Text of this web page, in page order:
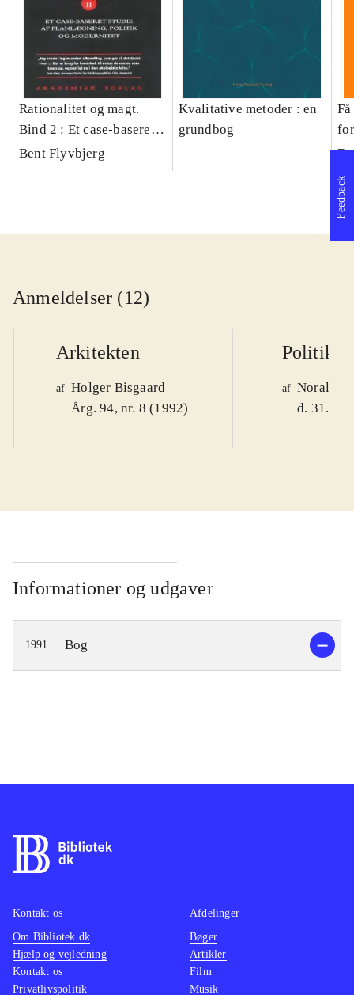
Rationalitet og magt.
Bind 2 : Et case-baseret
studie af planlægning,
Bent Flyvbjerg
Kvalitative metoder : en
grundbog
Anmeldelser (12)
Arkitekten
af Holger Bisgaard
Årg. 94, nr. 8 (1992)
Politiken
af Noralv
d. 31.
Informationer og udgaver
1991 Bog
Feedback
Kontakt os
Om Bibliotek.dk
Hjælp og vejledning
Kontakt os
Privatlivspolitik
Afdelinger
Bøger
Artikler
Film
Musik